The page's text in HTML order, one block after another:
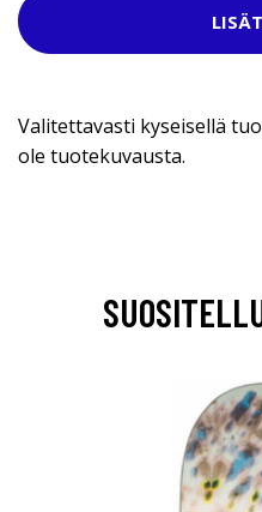
Valitettavasti kyseisellä
ole tuotekuvausta.